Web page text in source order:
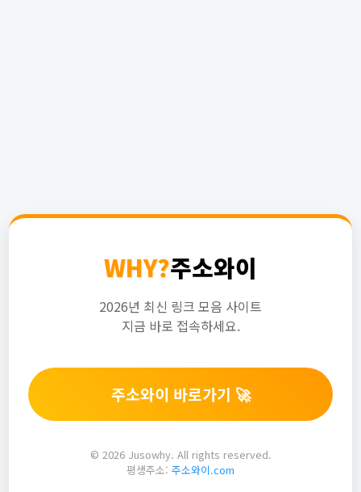
WHY?주소와이
2026년 최신 링크 모음 사이트
지금 바로 접속하세요.
주소와이 바로가기 🚀
© 2026 Jusowhy. All rights reserved.
평생주소: 주소와이.com